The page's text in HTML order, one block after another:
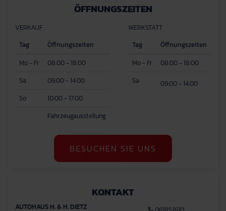
ÖFFNUNGSZEITEN
VERKAUF
Tag
Öffnungszeiten
Mo - Fr
08:00 - 18:00
Sa
09:00 - 14:00
So
10:00 - 17:00
Fahrzeugausstellung
WERKSTATT
Tag
Öffnungszeiten
Mo - Fr
08:00 - 18:00
Sa
09:00 - 14:00
BESUCHEN SIE UNS
KONTAKT
AUTOHAUS H. & H. DIETZ